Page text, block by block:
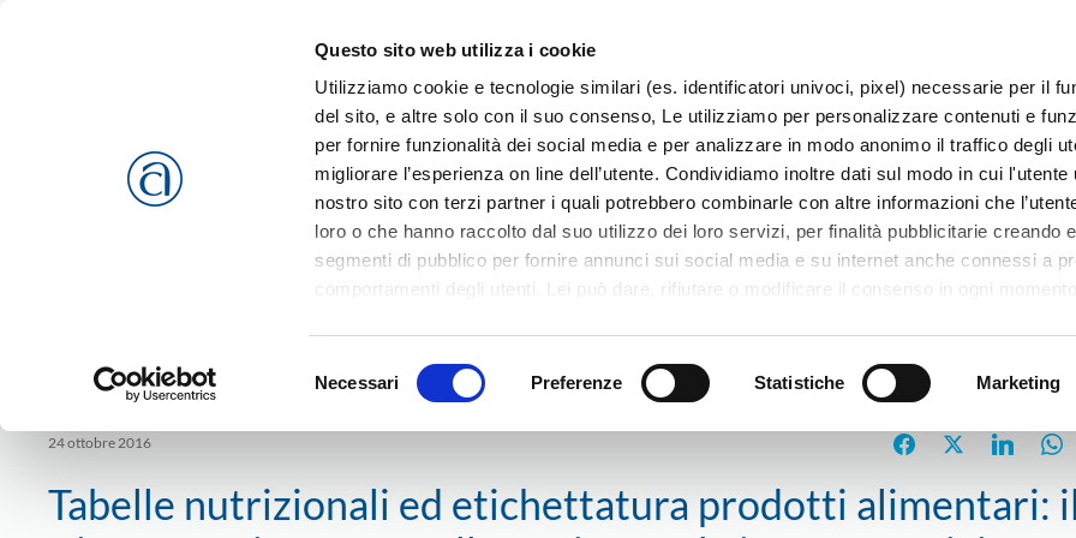
Questo sito web utilizza i cookie
Utilizziamo cookie e tecnologie similari (es. identificatori univoci, pixel) necessarie per il
del sito, e altre solo con il suo consenso, Le utilizziamo per personalizzare contenuti e
per fornire funzionalità dei social media e per analizzare in modo anonimo il traffico degli
migliorare l’esperienza on line dell’utente. Condividiamo inoltre dati sul modo in cui l'utente
nostro sito con terzi partner i quali potrebbero combinarle con altre informazioni che
loro o che hanno raccolto dal suo utilizzo dei loro servizi, per finalità pubblicitarie creando
segmenti di pubblico per fornire annunci sui social media e su internet anche connessi a
comportamenti degli utenti. Lei può dare, rifiutare o modificare il consenso in ogni
cookies che vengono usati e sulla loro condivisione con i terzi partner può leggere la ns.
del
Necessari Preferenze Statistiche Marketing
CHI SIAMO SERVIZI TERRITORIO SISTEMI E MESTIERI PROGETTI
settore
24 ottobre 2016
Tabelle nutrizionali ed etichettatura prodotti alimentari: